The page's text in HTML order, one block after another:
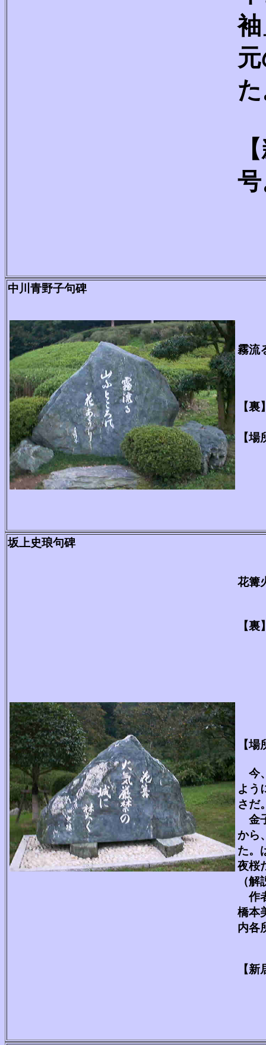
中川青野子句碑
霧流
【
【
坂上史琅句碑
花篝
【
【
今
よう
さだ
金
から
た。
夜桜
（
作
橋本
内各
【